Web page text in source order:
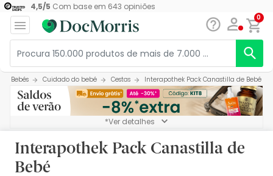
4,5/5 Com base em 643 opiniões
0
Bebés Cuidado do bebé Cestas Interapothek Pack Canastilla de Bebé
*Ver detalhes
Interapothek Pack Canastilla de
Bebé